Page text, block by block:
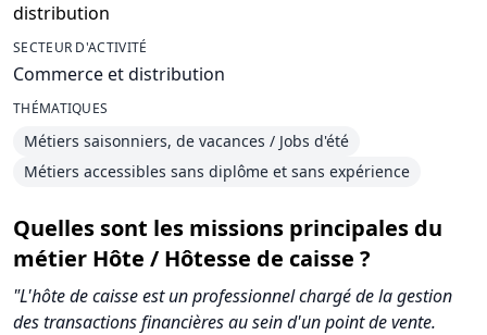
distribution
SECTEUR D'ACTIVITÉ
Commerce et distribution
THÉMATIQUES
Métiers saisonniers, de vacances / Jobs d'été
Métiers accessibles sans diplôme et sans expérience
Quelles sont les missions principales du
métier Hôte / Hôtesse de caisse ?
"L'hôte de caisse est un professionnel chargé de la gestion
des transactions financières au sein d'un point de vente.